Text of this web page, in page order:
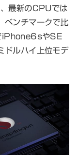
最新のCPUでは
ベンチマークで比
iPhone6sやSE
ドルハイ上位モデ